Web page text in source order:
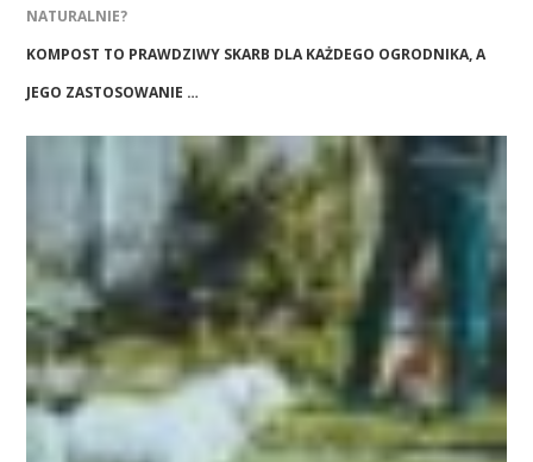
NATURALNIE?
KOMPOST TO PRAWDZIWY SKARB DLA KAŻDEGO OGRODNIKA, A
JEGO ZASTOSOWANIE …